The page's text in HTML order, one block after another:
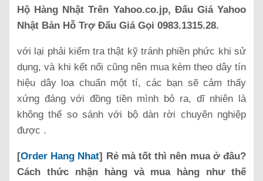
Hộ Hàng Nhật Trên Yahoo.co.jp, Đấu Giá Yahoo
Nhật Bản Hỗ Trợ Đấu Giá Gọi 0983.1315.28.
với lại phải kiểm tra thật kỹ tránh phiền phức khi sử
dụng, và khi kết nối cũng nên mua kèm theo dây tín
hiệu dây loa chuẩn một tí, các bạn sẽ cảm thấy
xứng đáng với đồng tiền mình bỏ ra, dĩ nhiên là
không thể so sánh với bộ dàn rời chuyên nghiệp
được .
[Order Hang Nhat] Rẻ mà tốt thì nên mua ở đâu?
Cách thức nhận hàng và mua hàng như thế